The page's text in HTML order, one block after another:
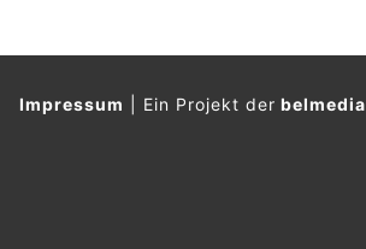
Impressum Ein Projekt derbelmedia